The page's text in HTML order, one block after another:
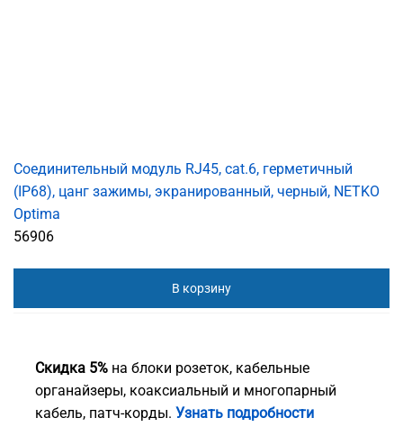
Соединительный модуль RJ45, cat.6, герметичный
(IP68), цанг зажимы, экранированный, черный, NETKO
Optima
56906
В корзину
Скидка 5% на блоки розеток, кабельные
органайзеры, коаксиальный и многопарный
кабель, патч-корды. Узнать подробности